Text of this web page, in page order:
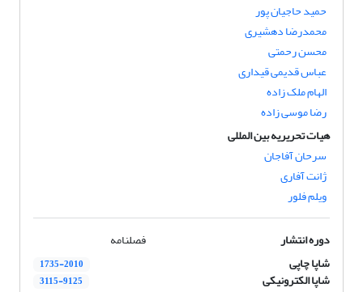
حمید حاجیان پور
محمدرضا دهشیری
محسن رحمتی
عباس قدیمی قیداری
الهام ملک زاده
رضا موسی زاده
هیات تحریریه بین المللی
سرحان آفاجان
ژانت آفاری
ویلم فلور
دوره انتشار
فصلنامه
شاپا چاپی
1735-2010
شاپا الکترونیکی 3115-9125